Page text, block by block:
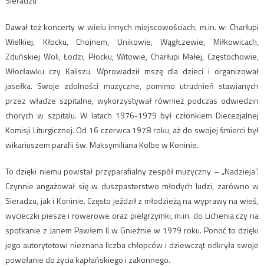
Dawał też koncerty w wielu innych miejscowościach, m.in. w: Charłupi
Wielkiej, Kłocku, Chojnem, Unikowie, Wągłczewie, Miłkowicach,
Zduńskiej Woli, Łodzi, Płocku, Witowie, Charłupi Małej, Częstochowie,
Włocławku czy Kaliszu. Wprowadził mszę dla dzieci i organizował
jasełka. Swoje zdolności muzyczne, pomimo utrudnień stawianych
przez władze szpitalne, wykorzystywał również podczas odwiedzin
chorych w szpitalu. W latach 1976-1979 był członkiem Diecezjalnej
Komisji Liturgicznej. Od 16 czerwca 1978 roku, aż do swojej śmierci był
wikariuszem parafii św. Maksymiliana Kolbe w Koninie.
To dzięki niemu powstał przyparafialny zespół muzyczny – „Nadzieja”.
Czynnie angażował się w duszpasterstwo młodych ludzi, zarówno w
Sieradzu, jak i Koninie. Często jeździł z młodzieżą na wyprawy na wieś,
wycieczki piesze i rowerowe oraz pielgrzymki, m.in. do Lichenia czy na
spotkanie z Janem Pawłem II w Gnieźnie w 1979 roku. Ponoć to dzięki
jego autorytetowi nieznana liczba chłopców i dziewcząt odkryła swoje
powołanie do życia kapłańskiego i zakonnego.